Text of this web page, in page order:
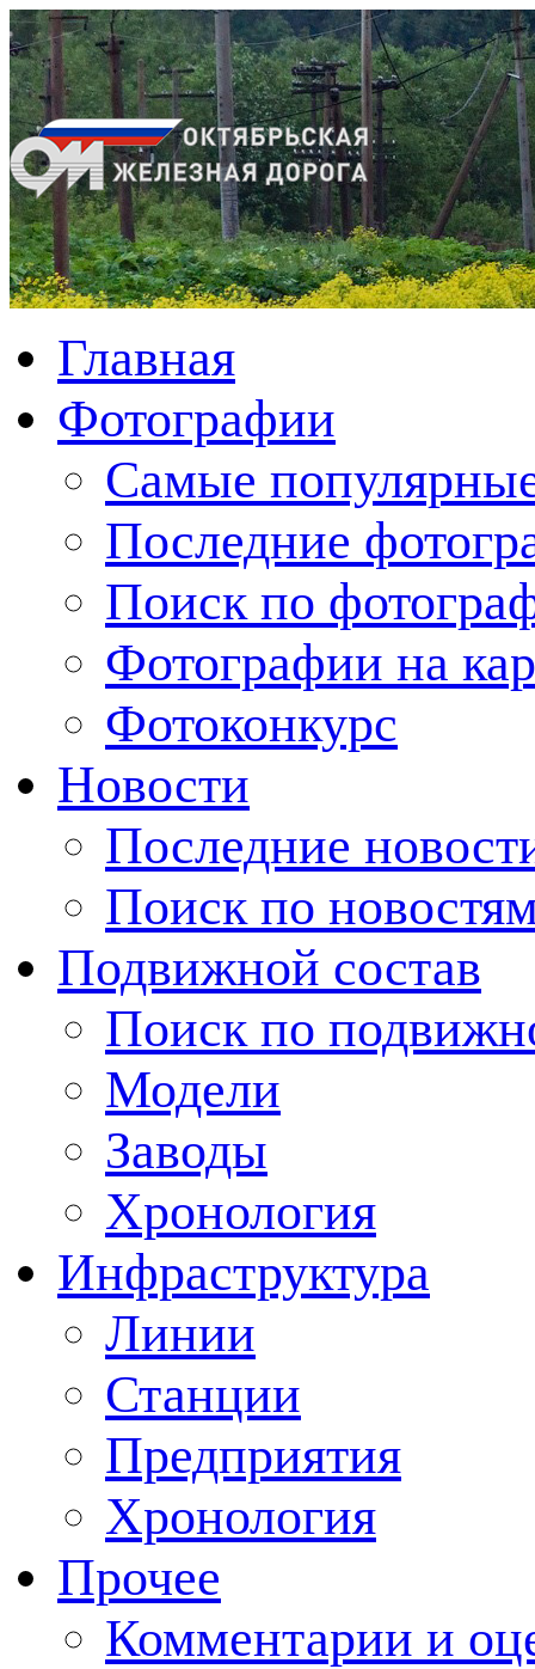
Главная
Фотографии
Cамые
Последние
Поиск по
Фотографии на
Фотоконкурс
Новости
Последние
Поиск по
Подвижной состав
Поиск по
Модели
Заводы
Хронология
Инфраструктура
Линии
Станции
Предприятия
Хронология
Прочее
Комментарии и